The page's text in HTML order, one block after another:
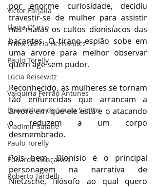
Victor Farjalla
Flavia D'urso
Frank García Hernandez
Paulo Torelly
Lúcia Reisewitz
Valquíria Ferrão Antunes
Boaventura de Sousa Santos
Vladimir Safatle
Paulo Torelly
Eduardo Gonçalves
Roberto Tardelli
por enorme curiosidade, decidiu
travestir-se de mulher para assistir
nas matas os cultos dionisíacos das
bacantes. O tirano espião sobe em
uma árvore para melhor observar
quem age sem pudor.
Reconhecido, as mulheres se tornam
tão enfurecidas que arrancam a
árvore em que ele está e o atacando
o reduzem a um corpo
desmembrado.
Pois bem, Dionísio é o principal
personagem na narrativa de
Nietzsche, filósofo ao qual quero